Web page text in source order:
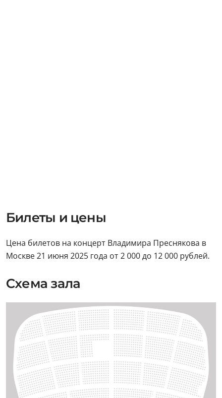
Билеты и цены
Цена билетов на концерт Владимира Преснякова в
Москве 21 июня 2025 года от 2 000 до 12 000 рублей.
Схема зала